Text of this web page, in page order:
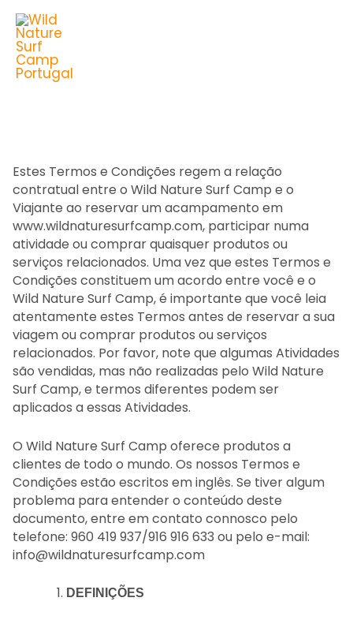
Skip
content
Estes Termos e Condições regem a relação
contratual entre o Wild Nature Surf Camp e o
Viajante ao reservar um acampamento em
www.wildnaturesurfcamp.com, participar numa
atividade ou comprar quaisquer produtos ou
serviços relacionados. Uma vez que estes Termos e
Condições constituem um acordo entre você e o
Wild Nature Surf Camp, é importante que você leia
atentamente estes Termos antes de reservar a sua
viagem ou comprar produtos ou serviços
relacionados. Por favor, note que algumas Atividades
são vendidas, mas não realizadas pelo Wild Nature
Surf Camp, e termos diferentes podem ser
aplicados a essas Atividades.
O Wild Nature Surf Camp oferece produtos a
clientes de todo o mundo. Os nossos Termos e
Condições estão escritos em inglês. Se tiver algum
problema para entender o conteúdo deste
documento, entre em contato connosco pelo
telefone: 960 419 937/916 916 633 ou pelo e-mail:
info@wildnaturesurfcamp.com
DEFINIÇÕES